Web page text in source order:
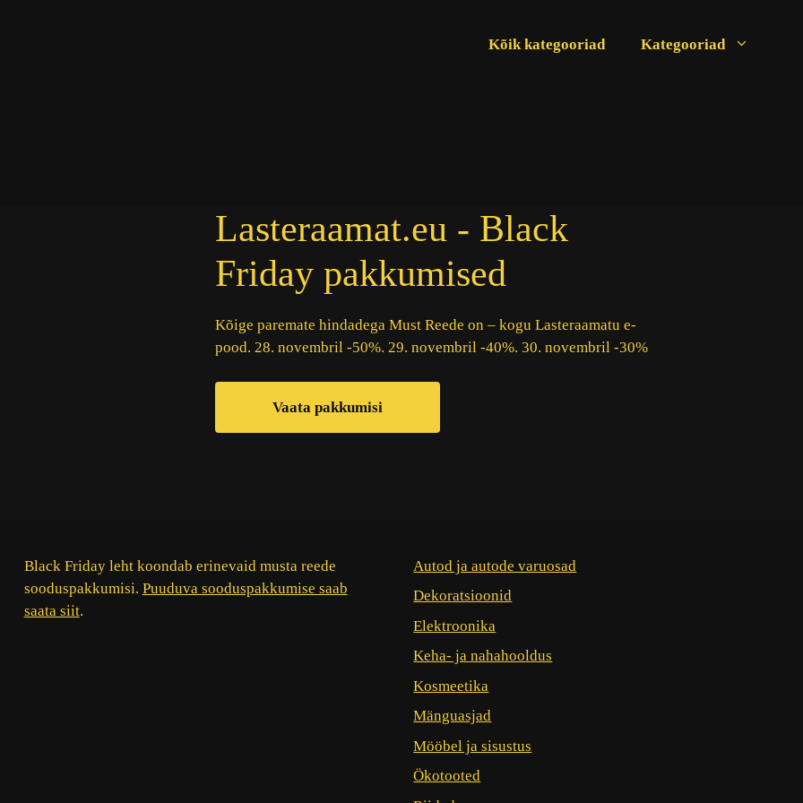
Kõik kategooriad Kategooriad
Lasteraamat.eu - Black
Friday pakkumised
Kõige paremate hindadega Must Reede on – kogu Lasteraamatu e-
pood. 28. novembril -50%. 29. novembril -40%. 30. novembril -30%
Vaata pakkumisi
Black Friday leht koondab erinevaid musta reede
sooduspakkumisi. Puuduva sooduspakkumise saab
saata siit.
Autod ja autode varuosad
Dekoratsioonid
Elektroonika
Keha- ja nahahooldus
Kosmeetika
Mänguasjad
Mööbel ja sisustus
Ökotooted